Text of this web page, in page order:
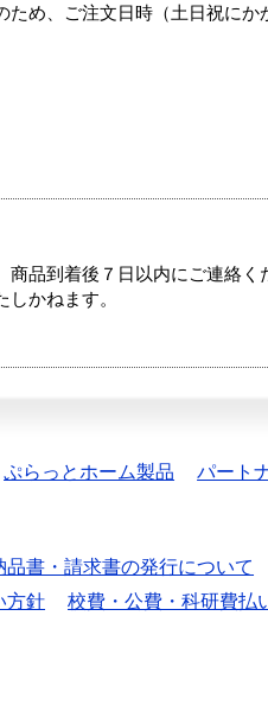
ため、ご注文日時（土日祝に
商品到着後７日以内にご連絡
かねます。
ぷらっとホーム製品 パート
品書・請求書の発行について
方針 校費・公費・科研費払